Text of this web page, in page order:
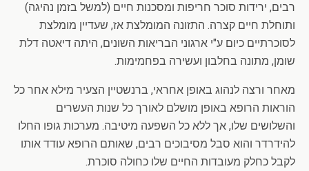
רבים, ירידות סוכר חריפות ומסכנות חיים (למשל בזמן נהיגה)
ותוחלת חיים קצרה. התזונה המומלצת אז, שעדיין מומלצת
לסוכרתיים כיום ע"י ארגוני הבריאות השונים, היתה דיאטה דלת
שומן, מתונה בחלבון ועשירה בפחמימות.
מאחר ורצה לנהוג באופן אחראי, ברנשטיין הצעיר מילא אחר כל
הוראות הרופא באופן מושלם לאורך כל שנות העשרים
והשלושים שלו, אך ללא כל השפעה מיטיבה. מערכות גופו החלו
להידרדר והוא סבל מסיבוכים רבים, שאותם הרופא עודד אותו
לקבל כחלק מעובדות החיים שלו כחולה סוכרת.